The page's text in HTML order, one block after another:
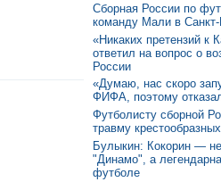
Сборная России по
команду Мали в Санкт-
«Никаких претензий к
ответил на вопрос о
России
«Думаю, нас скоро
ФИФА, поэтому
Футболисту сборной
травму
Булыкин: Кокорин —
"Динамо", а
футболе